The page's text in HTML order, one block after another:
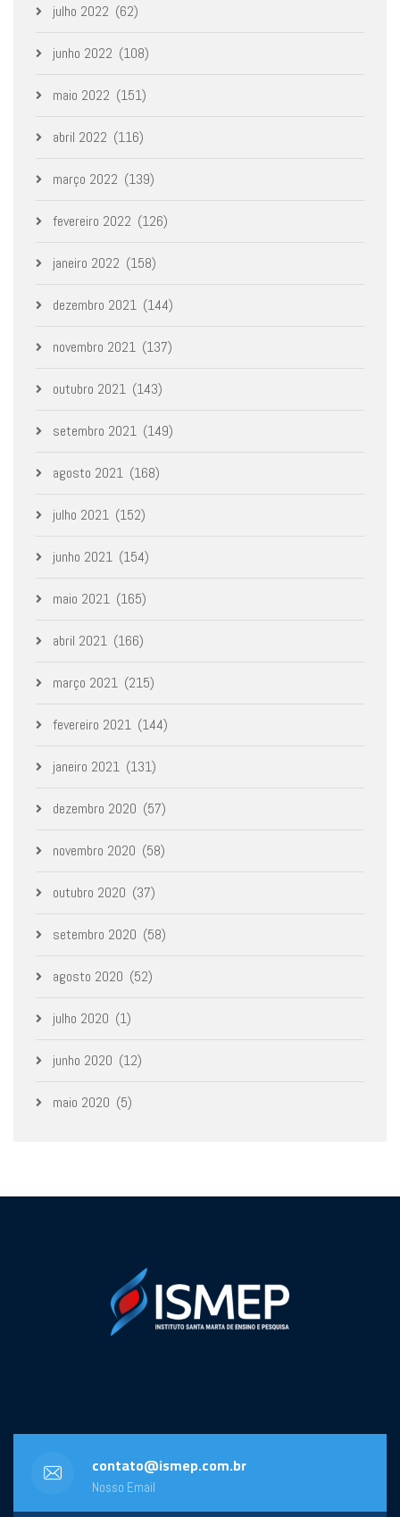
julho 2022 (62)
junho 2022 (108)
maio 2022 (151)
abril 2022 (116)
março 2022 (139)
fevereiro 2022 (126)
janeiro 2022 (158)
dezembro 2021 (144)
novembro 2021 (137)
outubro 2021 (143)
setembro 2021 (149)
agosto 2021 (168)
julho 2021 (152)
junho 2021 (154)
maio 2021 (165)
abril 2021 (166)
março 2021 (215)
fevereiro 2021 (144)
janeiro 2021 (131)
dezembro 2020 (57)
novembro 2020 (58)
outubro 2020 (37)
setembro 2020 (58)
agosto 2020 (52)
julho 2020 (1)
junho 2020 (12)
maio 2020 (5)
contato@ismep.com.br
Nosso Email